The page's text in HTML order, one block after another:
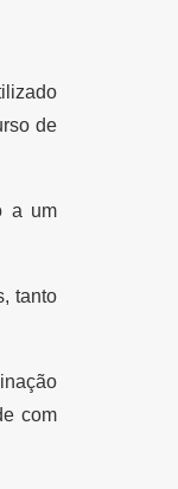
de
a um
tanto
com